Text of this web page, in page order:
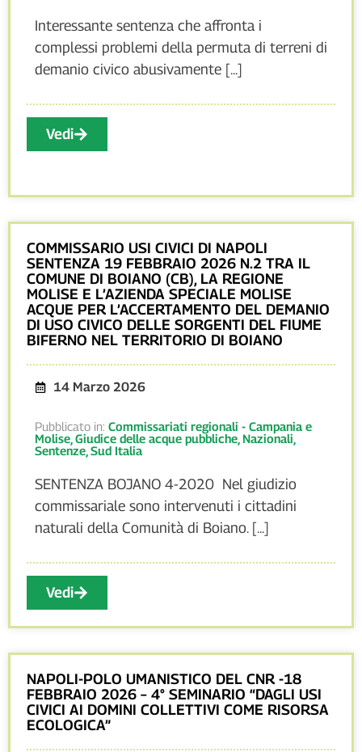
Interessante sentenza che affronta i
complessi problemi della permuta di terreni di
demanio civico abusivamente [...]
Vedi
COMMISSARIO USI CIVICI DI NAPOLI
SENTENZA 19 FEBBRAIO 2026 N.2 TRA IL
COMUNE DI BOIANO (CB), LA REGIONE
MOLISE E L’AZIENDA SPECIALE MOLISE
ACQUE PER L’ACCERTAMENTO DEL DEMANIO
DI USO CIVICO DELLE SORGENTI DEL FIUME
BIFERNO NEL TERRITORIO DI BOIANO
14 Marzo 2026
Pubblicato in: Commissariati regionali - Campania e
Molise, Giudice delle acque pubbliche, Nazionali,
Sentenze, Sud Italia
SENTENZA BOJANO 4-2020 Nel giudizio
commissariale sono intervenuti i cittadini
naturali della Comunità di Boiano. [...]
Vedi
NAPOLI-POLO UMANISTICO DEL CNR -18
FEBBRAIO 2026 – 4° SEMINARIO “DAGLI USI
CIVICI AI DOMINI COLLETTIVI COME RISORSA
ECOLOGICA”